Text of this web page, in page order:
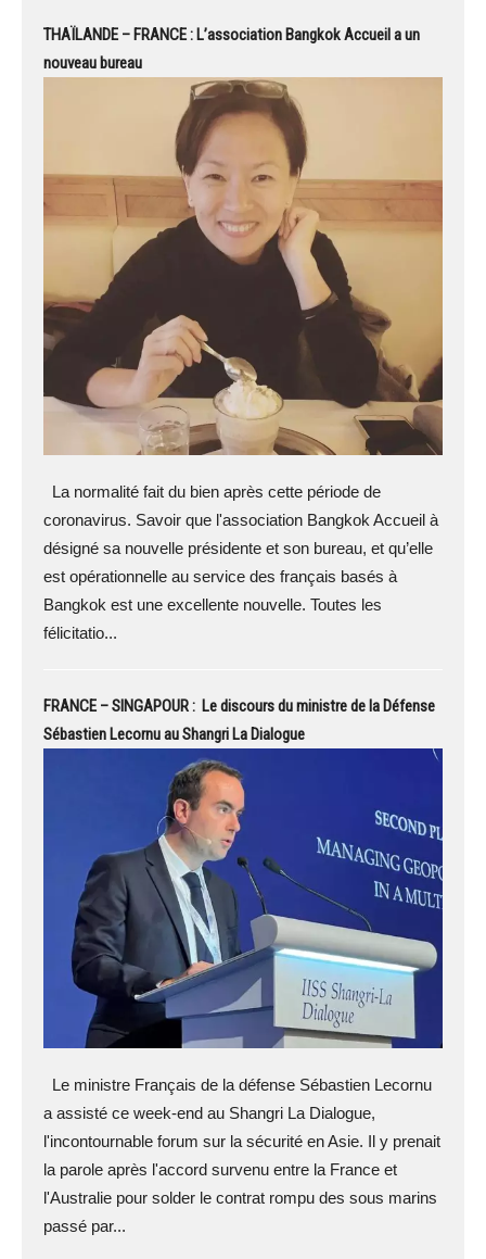
THAÏLANDE – FRANCE : L’association Bangkok Accueil a un
nouveau bureau
La normalité fait du bien après cette période de
coronavirus. Savoir que l'association Bangkok Accueil à
désigné sa nouvelle présidente et son bureau, et qu’elle
est opérationnelle au service des français basés à
Bangkok est une excellente nouvelle. Toutes les
félicitatio...
FRANCE – SINGAPOUR : Le discours du ministre de la Défense
Sébastien Lecornu au Shangri La Dialogue
Le ministre Français de la défense Sébastien Lecornu
a assisté ce week-end au Shangri La Dialogue,
l'incontournable forum sur la sécurité en Asie. Il y prenait
la parole après l'accord survenu entre la France et
l'Australie pour solder le contrat rompu des sous marins
passé par...